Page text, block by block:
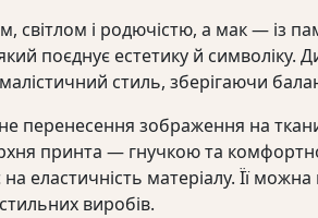
світлом і родючістю, а мак — із
поєднує естетику й
стиль, зберігаючи
перенесення зображення на
принта — гнучкою та
еластичність матеріалу. Її
виробів.